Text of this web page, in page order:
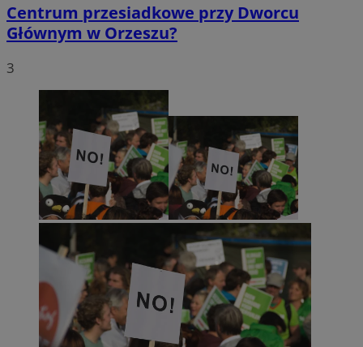
Centrum przesiadkowe przy Dworcu
Głównym w Orzeszu?
3